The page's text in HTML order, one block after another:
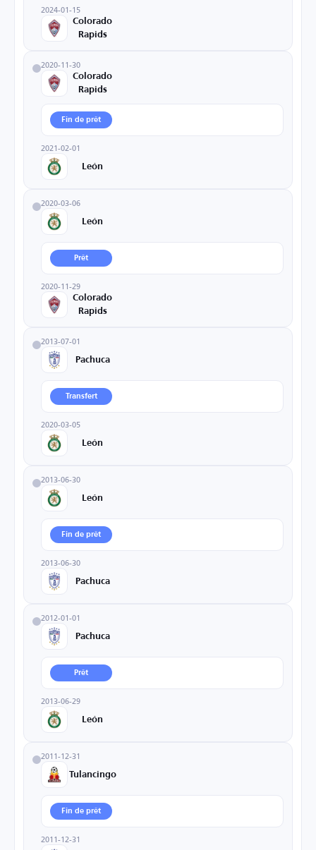
2024-01-15
Colorado
Rapids
2020-11-30
Colorado
Rapids
Fin de prêt
2021-02-01
León
2020-03-06
León
Prêt
2020-11-29
Colorado
Rapids
2013-07-01
Pachuca
Transfert
2020-03-05
León
2013-06-30
León
Fin de prêt
2013-06-30
Pachuca
2012-01-01
Pachuca
Prêt
2013-06-29
León
2011-12-31
Tulancingo
Fin de prêt
2011-12-31